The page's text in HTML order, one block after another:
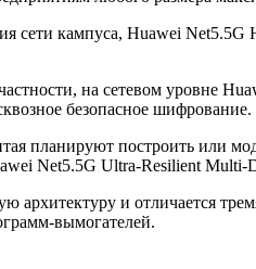
сети кампуса, Huawei
на сетевом уровне
безопасное шифрование.
планируют построить или
Net5.5G Ultra-Resilient Multi-
и отличается
вымогателей.